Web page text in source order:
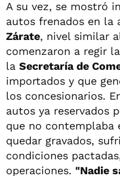
A su vez, se mostró
autos frenados en la
Zárate, nivel similar
comenzaron a regir
la Secretaría de
importados y que
los concesionarios.
autos ya reservados
que no contemplaba
quedar gravados,
condiciones
operaciones. "Nadie